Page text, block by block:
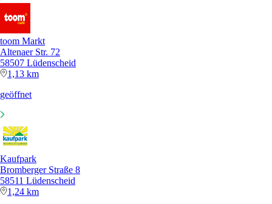
toom Markt
Altenaer Str. 72
58507 Lüdenscheid
1,13 km
geöffnet
Kaufpark
Bromberger Straße 8
58511 Lüdenscheid
1,24 km